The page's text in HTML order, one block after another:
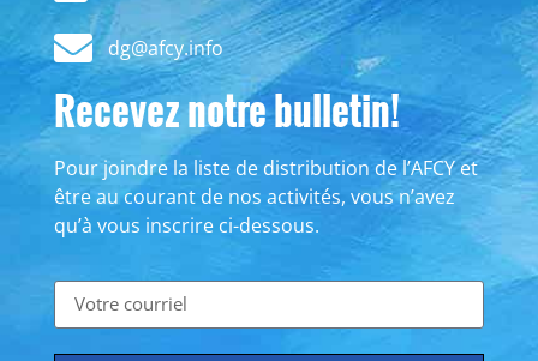
dg@afcy.info
Recevez notre bulletin!
Pour joindre la liste de distribution de l’AFCY et
être au courant de nos activités, vous n’avez
qu’à vous inscrire ci-dessous.